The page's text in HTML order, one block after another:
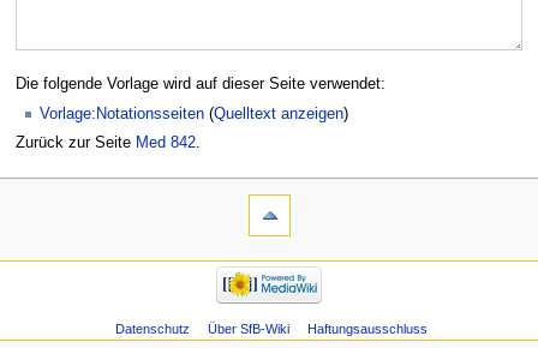
Die folgende Vorlage wird auf dieser Seite verwendet:
Vorlage:Notationsseiten (Quelltext anzeigen)
Zurück zur Seite Med 842.
Datenschutz Über SfB-Wiki Haftungsausschluss